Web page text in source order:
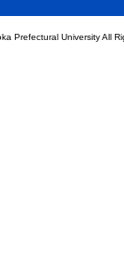
Prefectural University All